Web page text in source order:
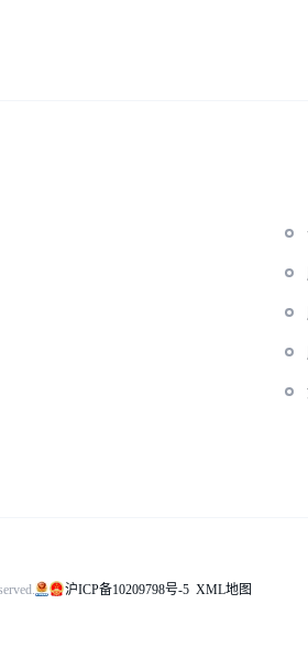
沪ICP备10209798号-5 XML地图